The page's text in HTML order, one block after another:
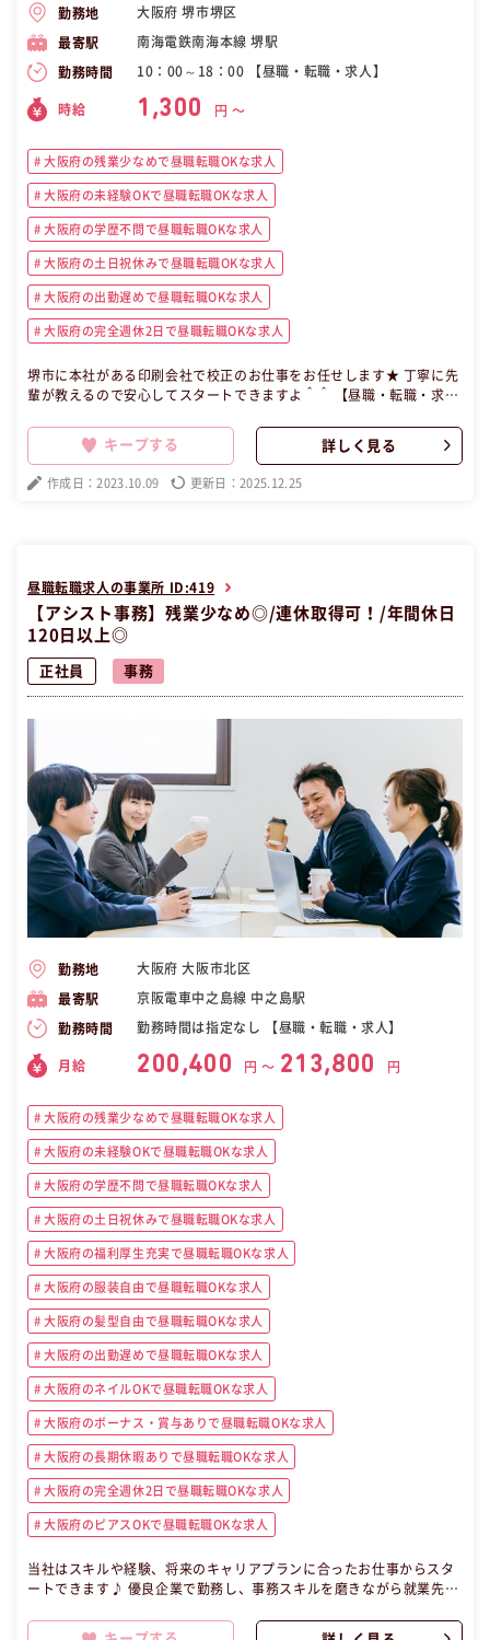
勤務地 大阪府 堺市堺区
最寄駅 南海電鉄南海本線 堺駅
勤務時間 10：00～18：00 【昼職・転職・求人】
時給 1,300 円 〜
大阪府の残業少なめで昼職転職OKな求人
大阪府の未経験OKで昼職転職OKな求人
大阪府の学歴不問で昼職転職OKな求人
大阪府の土日祝休みで昼職転職OKな求人
大阪府の出勤遅めで昼職転職OKな求人
大阪府の完全週休2日で昼職転職OKな求人
堺市に本社がある印刷会社で校正のお仕事をお任せします★ 丁寧に先
輩が教えるので安心してスタートできますよ＾＾ 【昼職・転職・求
求人です。
キープする 詳しく見る
作成日：2023.10.09 更新日：2025.12.25
昼職転職求人の事業所 ID:419
【アシスト事務】残業少なめ◎/連休取得可！/年間休日
120日以上◎
正社員 事務
勤務地 大阪府 大阪市北区
最寄駅 京阪電車中之島線 中之島駅
勤務時間 勤務時間は指定なし 【昼職・転職・求人】
月給 200,400 円 〜 213,800 円
大阪府の残業少なめで昼職転職OKな求人
大阪府の未経験OKで昼職転職OKな求人
大阪府の学歴不問で昼職転職OKな求人
大阪府の土日祝休みで昼職転職OKな求人
大阪府の福利厚生充実で昼職転職OKな求人
大阪府の服装自由で昼職転職OKな求人
大阪府の髪型自由で昼職転職OKな求人
大阪府の出勤遅めで昼職転職OKな求人
大阪府のネイルOKで昼職転職OKな求人
大阪府のボーナス・賞与ありで昼職転職OKな求人
大阪府の長期休暇ありで昼職転職OKな求人
大阪府の完全週休2日で昼職転職OKな求人
大阪府のピアスOKで昼職転職OKな求人
当社はスキルや経験、将来のキャリアプランに合ったお仕事からスタ
ートできます♪ 優良企業で勤務し、事務スキルを磨きながら就業先の
ーとの面談など、サポートが充実しています！＾＾ 【昼職・転職・求